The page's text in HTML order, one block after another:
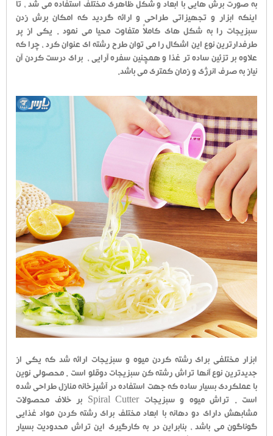
به صورت برش هایی با ابعاد و شکل ظاهری مختلف استفاده می شد ، تا
اینکه ابزار و تجهیزاتی طراحی و ارائه گردید که امکان برش زدن
سبزیجات را به شکل های کاملاً متفاوت محیا می نمود . یکی از پر
طرفدارترین نوع این اشکال را می توان طرح رشته ای عنوان کرد ، چرا که
علاوه بر تزئین ساده تر غذا و همچنین سفره آرایی ، برای درست کردن آن
نیاز به صرف انرژی و زمان کمتری می باشد.
ابزار مختلفی برای رشته کردن میوه و سبزیجات ارائه شد که یکی از
جدیدترین نوع آنها تراش رشته کن سبزیجات دوقلو است . محصولی نوین
با عملکردی بسیار ساده که جهت استفاده در آشپزخانه منازل طراحی شده
است . تراش میوه و سبزیجات Spiral Cutter بر خلاف محصولات
مشابهش دارای دو دهانه با ابعاد مختلف برای رشته کردن مواد غذایی
گوناگون می باشد ، بنابراین در به کارگیری این تراش محدودیت بسیار